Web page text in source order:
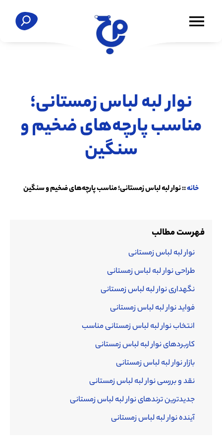
نوار لبه لباس زمستانی؛
مناسب پارچه‌های ضخیم و
سنگین
خانه::نوار لبه لباس زمستانی؛ مناسب پارچه‌های ضخیم و سنگین
فهرست مطالب
نوار لبه لباس زمستانی
طراحی نوار لبه لباس زمستانی
نگهداری نوار لبه لباس زمستانی
فواید نوار لبه لباس زمستانی
انتخاب نوار لبه لباس زمستانی مناسب
کاربردهای نوار لبه لباس زمستانی
بازار نوار لبه لباس زمستانی
نقد و بررسی نوار لبه لباس زمستانی
جدیدترین ترندهای نوار لبه لباس زمستانی
آینده نوار لبه لباس زمستانی